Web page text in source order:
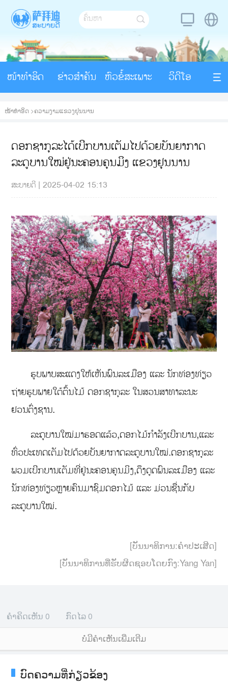
ໜ້າທຳອິດ ຂ່າວສຳຄັນ ຫົວຂໍ້ສະເພາະ ວິດີໂອ
ໜ້າທຳອິດ >ຄວາມງາມແຂວງຢຸນນານ
ດອກຊາກຸລະໄດ້ເບີກບານເຕັມໄປດ້ວຍບັນຍາກາດ
ລະດູບານໃໝ່ຢູ່ນະຄອນຄຸນມິງ ແຂວງຢຸນນານ
ສະບາຍດີ |2025-04-02 15:13
ຮູບພາບສະແດງໃຫ້ເຫັນພົນລະເມືອງ ແລະ ນັກທ່ອງທ່ຽວ
ຖ່າຍຮູບພາຍໃຕ້ຕົ້ນໄມ້ ດອກຊາກຸລະ ໃນສວນສາທາລະນະ
ຢວນຕົ່ງຊານ.
ລະດູບານໃໝ່ມາຮອດແລ້ວ,ດອກໄມ້ກຳລັງເບີກບານ,ແລະ
ທົ່ວປະເທດເຕັມໄປດ້ວຍບັນຍາກາດລະດູບານໃໝ່.ດອກຊາກຸລະ
ພວມເບີກບານເຕັມທີ່ຢູ່ນະຄອນຄຸນມິງ,ດຶງດູດພົນລະເມືອງ ແລະ
ນັກທ່ອງທ່ຽວຫຼາຍຄົນມາຊົມດອກໄມ້ ແລະ ມ່ວນຊື່ນກັບ
ລະດູບານໃໝ່.
[ບັນນາທິການ:ຄຳປະເສີດ]
[ບັນນາທິການທີ່ຮັບຜິດຊອບໂດຍກົງ:Yang Yan]
ຄຳຄິດເຫັນ 0 ກົດໄລ 0
ບໍ່ມີຄໍາເຫັນເພີ່ມເຕີມ
ບົດຄວາມທີ່ກ່ຽວຂ້ອງ